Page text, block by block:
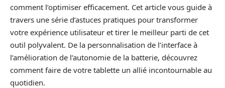
comment l’optimiser efficacement. Cet article vous guide à
travers une série d’astuces pratiques pour transformer
votre expérience utilisateur et tirer le meilleur parti de cet
outil polyvalent. De la personnalisation de l’interface à
l’amélioration de l’autonomie de la batterie, découvrez
comment faire de votre tablette un allié incontournable au
quotidien.